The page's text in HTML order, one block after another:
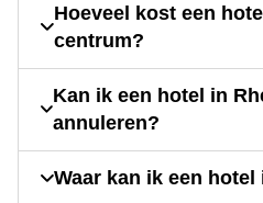
Hoeveel kost een
centrum?
Kan ik een hotel in
annuleren?
Waar kan ik een